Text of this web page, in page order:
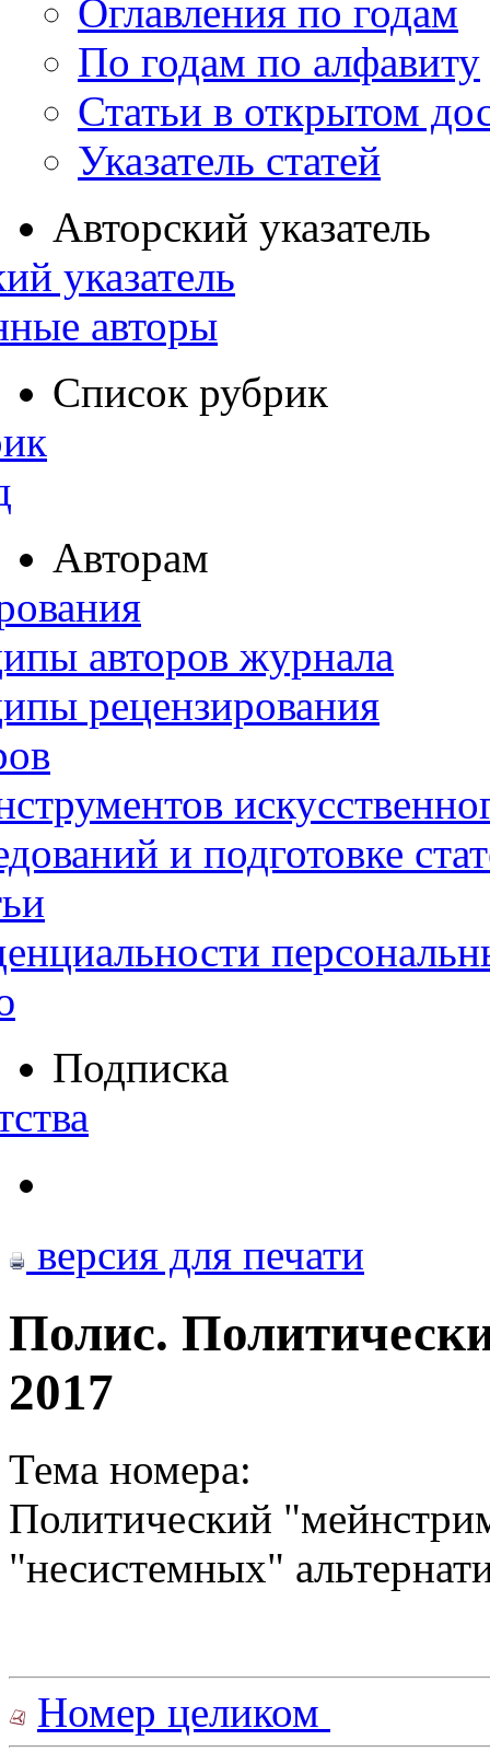
Оглавления по годам
По годам по алфавиту
Статьи в открытом
Указатель статей
Авторский указатель
указатель
авторы
Список рубрик
Авторам
авторов журнала
рецензирования
и подготовке
Подписка
версия для печати
Полис.
2017
Тема номера:
Политический
"несистемных"
Номер целиком